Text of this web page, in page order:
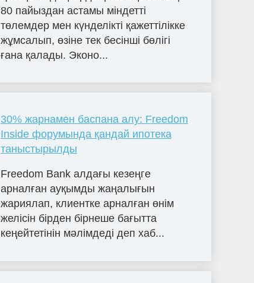
80 пайыздан астамы міндетті
төлемдер мен күнделікті қажеттілікке
жұмсалып, өзіне тек бесінші бөлігі
ғана қалады. Эконо...
30% жарнамен баспана алу: Freedom
Inside форумында қандай ипотека
таныстырылды
Freedom Bank алдағы кезеңге
арналған ауқымды жаңалығын
жариялап, клиентке арналған өнім
желісін бірден бірнеше бағытта
кеңейтетінін мәлімдеді деп хаб...